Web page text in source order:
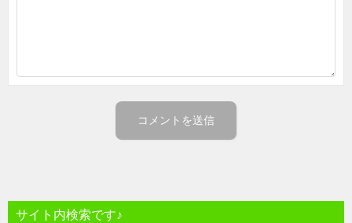
サイト内検索です♪